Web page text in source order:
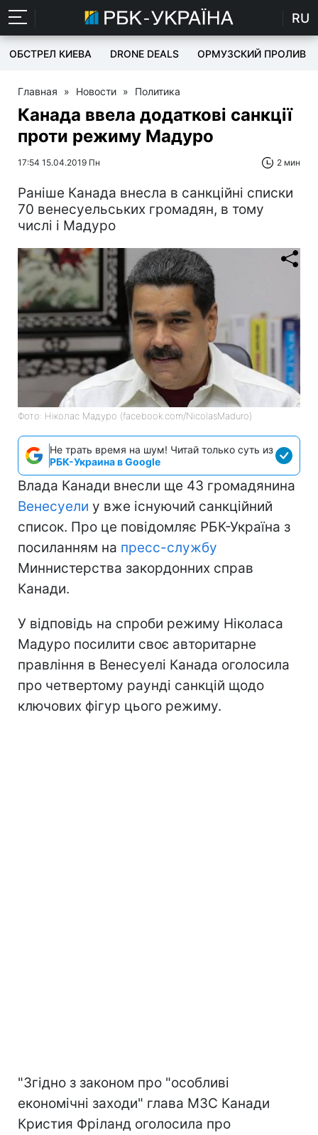
RU
ОБСТРЕЛ КИЕВА DRONE DEALS ОРМУЗСКИЙ ПРОЛИВ
Главная » Новости » Политика
Канада ввела додаткові санкції
проти режиму Мадуро
17:54 15.04.2019 Пн 2 мин
Раніше Канада внесла в санкційні списки
70 венесуельських громадян, в тому
числі і Мадуро
Фото: Ніколас Мадуро (facebook.com/NicolasMaduro)
Не трать время на шум! Читай только суть из
РБК-Украина в Google
Влада Канади внесли ще 43 громадянина
Венесуели у вже існуючий санкційний
список. Про це повідомляє РБК-Україна з
посиланням на пресс-службу
Миннистерства закордонних справ
Канади.
У відповідь на спроби режиму Ніколаса
Мадуро посилити своє авторитарне
правління в Венесуелі Канада оголосила
про четвертому раунді санкцій щодо
ключових фігур цього режиму.
"Згідно з законом про "особливі
економічні заходи" глава МЗС Канади
Кристия Фріланд оголосила про